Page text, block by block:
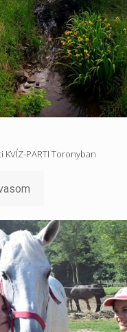
KVÍZ-PARTI Toronyban